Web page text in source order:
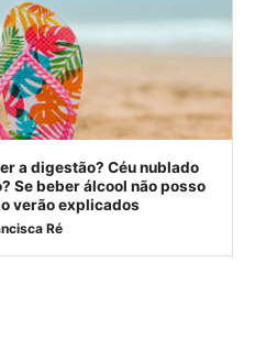
a digestão? Céu nublado
Se beber álcool não posso
verão explicados
Ré